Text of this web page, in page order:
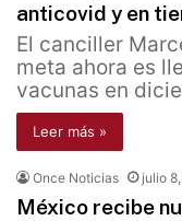
anticovid y en
El canciller
meta ahora es
vacunas en
Leer más »
Once Noticias julio
México recibe